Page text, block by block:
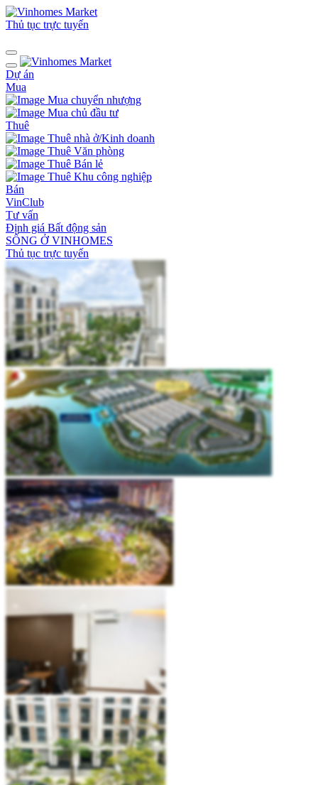
Thủ tục trực tuyến
Dự án
Mua
Mua chuyển nhượng
Mua chủ đầu tư
Thuê
Thuê nhà ở/Kinh doanh
Thuê Văn phòng
Thuê Bán lẻ
Thuê Khu công nghiệp
Bán
VinClub
Tư vấn
Định giá Bất động sản
SỐNG Ở VINHOMES
Thủ tục trực tuyến